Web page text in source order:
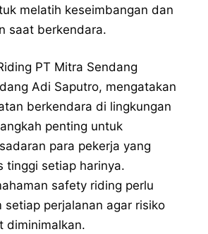
melatih keseimbangan dan
saat berkendara.
PT Mitra Sendang
Adi Saputro, mengatakan
berkendara di lingkungan
penting untuk
para pekerja yang
tinggi setiap harinya.
safety riding perlu
perjalanan agar risiko
diminimalkan.